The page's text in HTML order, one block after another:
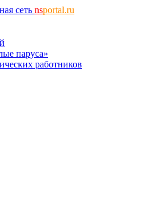
сеть nsportal.ru
паруса»
работников